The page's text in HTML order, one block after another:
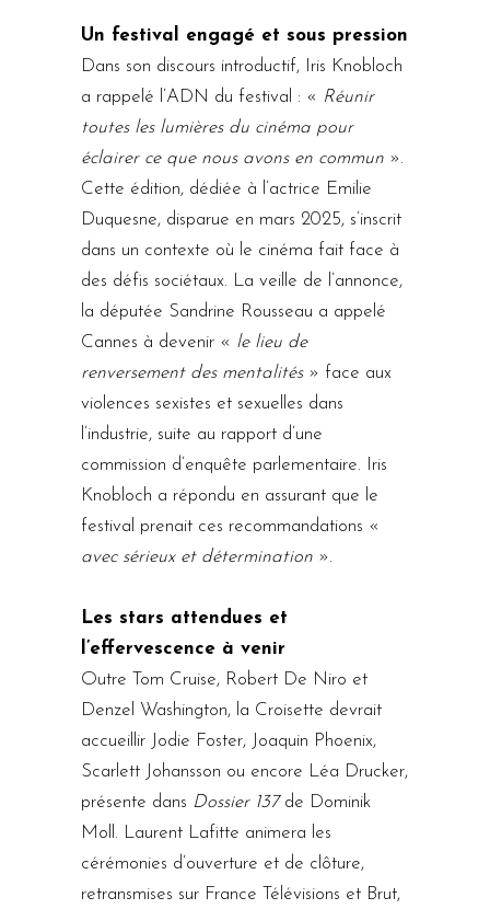
Un festival engagé et sous pression
Dans son discours introductif, Iris Knobloch
a rappelé l’ADN du festival : « Réunir
toutes les lumières du cinéma pour
éclairer ce que nous avons en commun ».
Cette édition, dédiée à l’actrice Emilie
Duquesne, disparue en mars 2025, s’inscrit
dans un contexte où le cinéma fait face à
des défis sociétaux. La veille de l’annonce,
la députée Sandrine Rousseau a appelé
Cannes à devenir « le lieu de
renversement des mentalités » face aux
violences sexistes et sexuelles dans
l’industrie, suite au rapport d’une
commission d’enquête parlementaire. Iris
Knobloch a répondu en assurant que le
festival prenait ces recommandations «
avec sérieux et détermination ».
Les stars attendues et
l’effervescence à venir
Outre Tom Cruise, Robert De Niro et
Denzel Washington, la Croisette devrait
accueillir Jodie Foster, Joaquin Phoenix,
Scarlett Johansson ou encore Léa Drucker,
présente dans Dossier 137de Dominik
Moll. Laurent Lafitte animera les
cérémonies d’ouverture et de clôture,
retransmises sur France Télévisions et Brut,